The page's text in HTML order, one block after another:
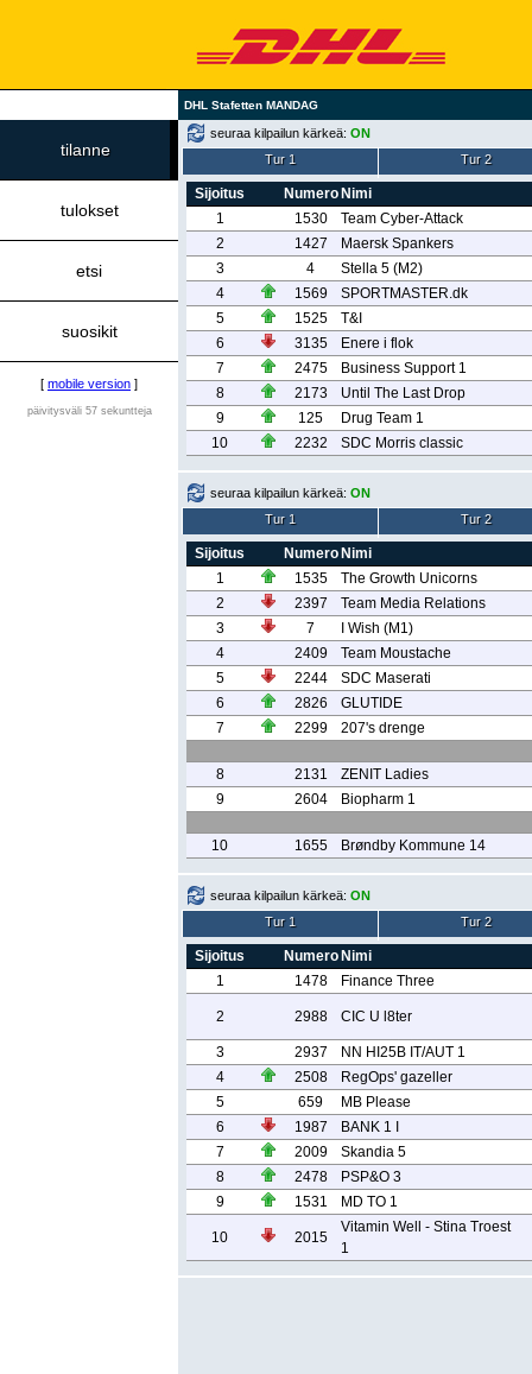
DHL Stafetten MANDAG
tilanne
tulokset
etsi
suosikit
[ mobile version ]
päivitysväli 57 sekuntteja
seuraa kilpailun kärkeä: ON
Tur 1
Tur 2
Sijoitus Numero Nimi
1
1530
Team Cyber-Attack
2
1427
Maersk Spankers
3
4
Stella 5 (M2)
4
1569
SPORTMASTER.dk
5
1525
T&I
6
3135
Enere i flok
7
2475
Business Support 1
8
2173
Until The Last Drop
9
125
Drug Team 1
10
2232 SDC Morris classic
seuraa kilpailun kärkeä: ON
Tur 1
Tur 2
Sijoitus Numero Nimi
1
1535
The Growth Unicorns
2
2397
Team Media Relations
3
7
I Wish (M1)
4
2409
Team Moustache
5
2244
SDC Maserati
6
2826
GLUTIDE
7
2299 207's drenge
8 2131
ZENIT Ladies
9
2604 Biopharm 1
10 1655 Brøndby Kommune 14
seuraa kilpailun kärkeä: ON
Tur 1
Tur 2
Sijoitus Numero Nimi
1
1478 Finance Three
2 2988 CIC U l8ter
3 2937
NN HI25B IT/AUT 1
4
2508
RegOps' gazeller
5
659
MB Please
6
1987
BANK 1 I
7
2009
Skandia 5
8
2478
PSP&O 3
9
1531 MD TO 1
10 2015
Vitamin Well - Stina Troest
1